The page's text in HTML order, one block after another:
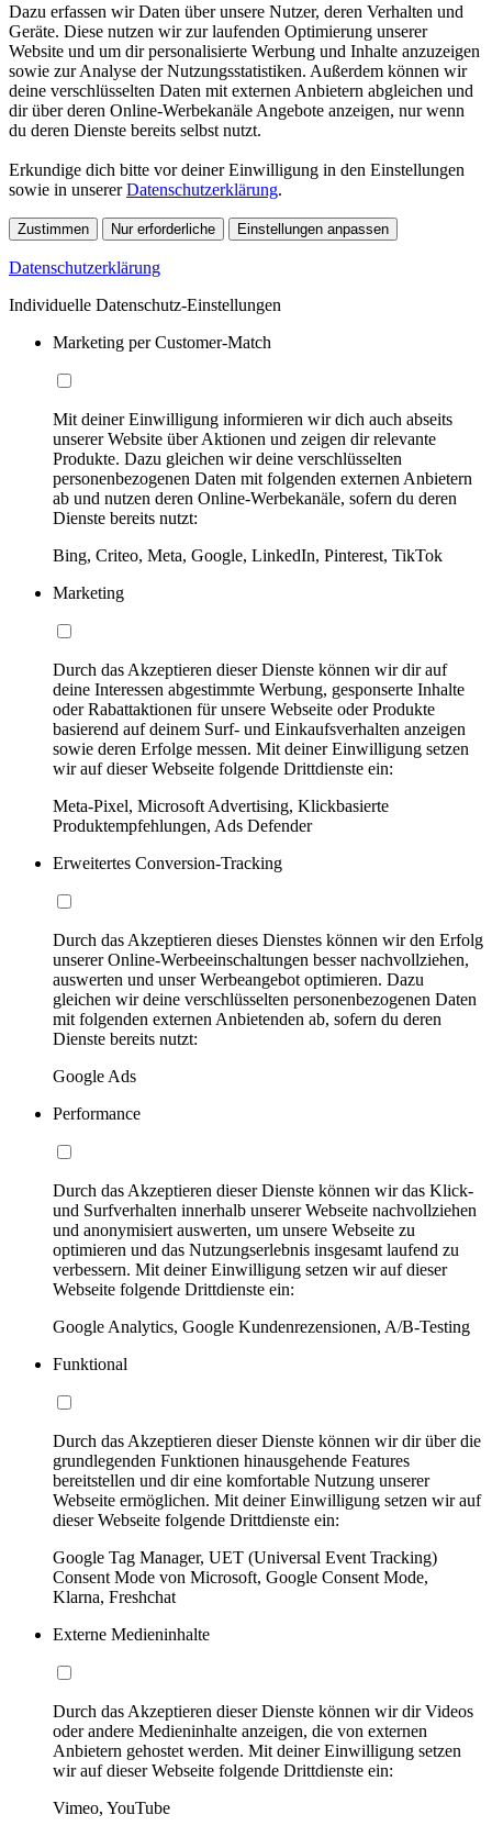
Dazu erfassen wir Daten über unsere Nutzer, deren Verhalten und
Geräte. Diese nutzen wir zur laufenden Optimierung unserer
Website und um dir personalisierte Werbung und Inhalte anzuzeigen
sowie zur Analyse der Nutzungsstatistiken. Außerdem können wir
deine verschlüsselten Daten mit externen Anbietern abgleichen und
dir über deren Online-Werbekanäle Angebote anzeigen, nur wenn
du deren Dienste bereits selbst nutzt.
Erkundige dich bitte vor deiner Einwilligung in den Einstellungen
sowie in unsererDatenschutzerklärung.
Zustimmen Nur erforderliche Einstellungen anpassen
Datenschutzerklärung
Individuelle Datenschutz-Einstellungen
Marketing per Customer-Match
Mit deiner Einwilligung informieren wir dich auch abseits
unserer Website über Aktionen und zeigen dir relevante
Produkte. Dazu gleichen wir deine verschlüsselten
personenbezogenen Daten mit folgenden externen Anbietern
ab und nutzen deren Online-Werbekanäle, sofern du deren
Dienste bereits nutzt:
Bing, Criteo, Meta, Google, LinkedIn, Pinterest, TikTok
Marketing
Durch das Akzeptieren dieser Dienste können wir dir auf
deine Interessen abgestimmte Werbung, gesponserte Inhalte
oder Rabattaktionen für unsere Webseite oder Produkte
basierend auf deinem Surf- und Einkaufsverhalten anzeigen
sowie deren Erfolge messen. Mit deiner Einwilligung setzen
wir auf dieser Webseite folgende Drittdienste ein:
Meta-Pixel, Microsoft Advertising, Klickbasierte
Produktempfehlungen, Ads Defender
Erweitertes Conversion-Tracking
Durch das Akzeptieren dieses Dienstes können wir den Erfolg
unserer Online-Werbeeinschaltungen besser nachvollziehen,
auswerten und unser Werbeangebot optimieren. Dazu
gleichen wir deine verschlüsselten personenbezogenen Daten
mit folgenden externen Anbietenden ab, sofern du deren
Dienste bereits nutzt:
Google Ads
Performance
Durch das Akzeptieren dieser Dienste können wir das Klick-
und Surfverhalten innerhalb unserer Webseite nachvollziehen
und anonymisiert auswerten, um unsere Webseite zu
optimieren und das Nutzungserlebnis insgesamt laufend zu
verbessern. Mit deiner Einwilligung setzen wir auf dieser
Webseite folgende Drittdienste ein:
Google Analytics, Google Kundenrezensionen, A/B-Testing
Funktional
Durch das Akzeptieren dieser Dienste können wir dir über die
grundlegenden Funktionen hinausgehende Features
bereitstellen und dir eine komfortable Nutzung unserer
Webseite ermöglichen. Mit deiner Einwilligung setzen wir auf
dieser Webseite folgende Drittdienste ein:
Google Tag Manager, UET (Universal Event Tracking)
Consent Mode von Microsoft, Google Consent Mode,
Klarna, Freshchat
Externe Medieninhalte
Durch das Akzeptieren dieser Dienste können wir dir Videos
oder andere Medieninhalte anzeigen, die von externen
Anbietern gehostet werden. Mit deiner Einwilligung setzen
wir auf dieser Webseite folgende Drittdienste ein:
Vimeo, YouTube